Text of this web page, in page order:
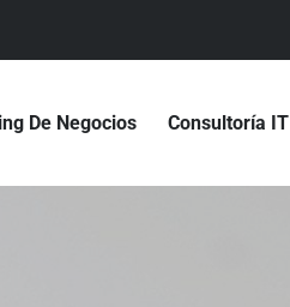
De Negocios Consultoría IT